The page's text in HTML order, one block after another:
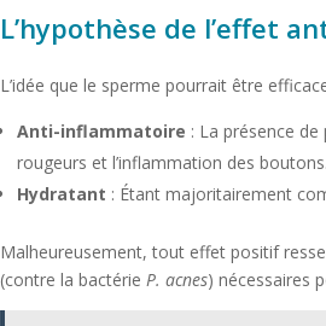
L’hypothèse de l’effet
L’idée que le sperme pourrait être
Anti-inflammatoire : La présence
rougeurs et l’inflammation des boutons.
Hydratant : Étant majoritairement
Malheureusement, tout effet positif
(contre la bactérieP. acnes) nécessaires